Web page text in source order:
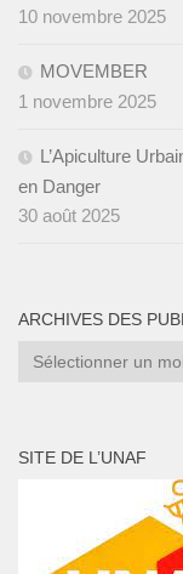
10 novembre 2025
MOVEMBER
1 novembre 2025
L’Apiculture
en Danger
30 août 2025
ARCHIVES DES
Archives
SITE DE L’UNAF